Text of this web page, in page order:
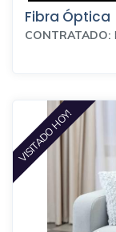
Fibra Óptica
CONTRATADO:
VISITADO HOY!